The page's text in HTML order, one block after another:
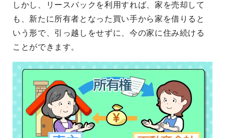
しかし、リースバックを利用すれば、家を売却して
も、新たに所有者となった買い手から家を借りると
いう形で、引っ越しをせずに、今の家に住み続ける
ことができます。